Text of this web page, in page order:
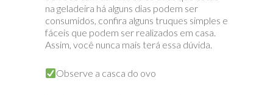
na geladeira há alguns dias podem ser
consumidos, confira alguns truques simples e
fáceis que podem ser realizados em casa.
Assim, você nunca mais terá essa dúvida. ⠀
Observe a casca do ovo